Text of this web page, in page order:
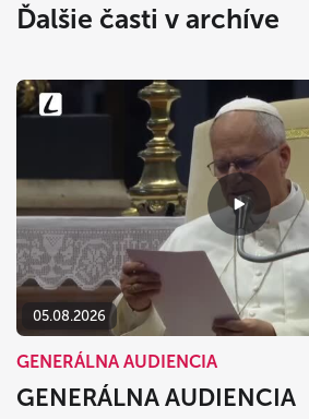
Ďalšie časti v archíve
05.08.2026
GENERÁLNA AUDIENCIA
GENERÁLNA AUDIENCIA